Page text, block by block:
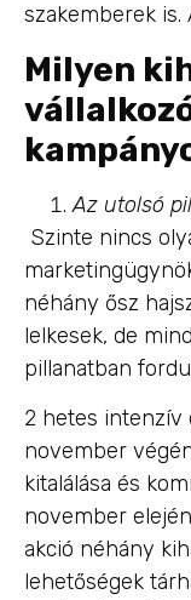
szakemberek
Milyen
Az utolsó
Szinte nincs
néhány ősz
lelkesek, de
pillanatban
2 hetes intenzív
november
kitalálása és
november
akció néhány
lehetőségek